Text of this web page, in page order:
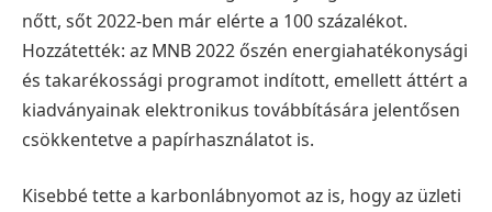
nőtt, sőt 2022-ben már elérte a 100 százalékot.
Hozzátették: az MNB 2022 őszén energiahatékonysági
és takarékossági programot indított, emellett áttért a
kiadványainak elektronikus továbbítására jelentősen
csökkentetve a papírhasználatot is.
Kisebbé tette a karbonlábnyomot az is, hogy az üzleti